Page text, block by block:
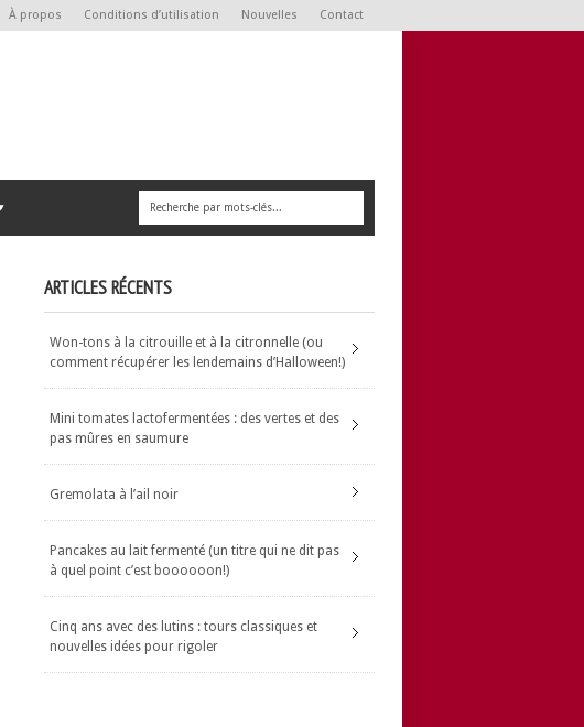
À propos Conditions d’utilisation Nouvelles Contact
ARTICLES RÉCENTS
Won-tons à la citrouille et à la citronnelle (ou
comment récupérer les lendemains d’Halloween!)
Mini tomates lactofermentées : des vertes et des
pas mûres en saumure
Gremolata à l’ail noir
Pancakes au lait fermenté (un titre qui ne dit pas
à quel point c’est boooooon!)
Cinq ans avec des lutins : tours classiques et
nouvelles idées pour rigoler